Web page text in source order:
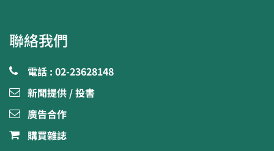
聯絡我們
電話 : 02-23628148
新聞提供 / 投書
廣告合作
購買雜誌